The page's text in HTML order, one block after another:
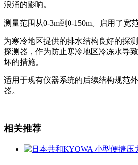
浪涌的影响。
测量范围从0-3m到0-150m。启用了宽
为寒冷地区提供的排水结构良好的探
探测器，作为防止寒冷地区冷冻水导
坏的措施。
适用于现有仪器系统的后续结构规范
器。
相关推荐